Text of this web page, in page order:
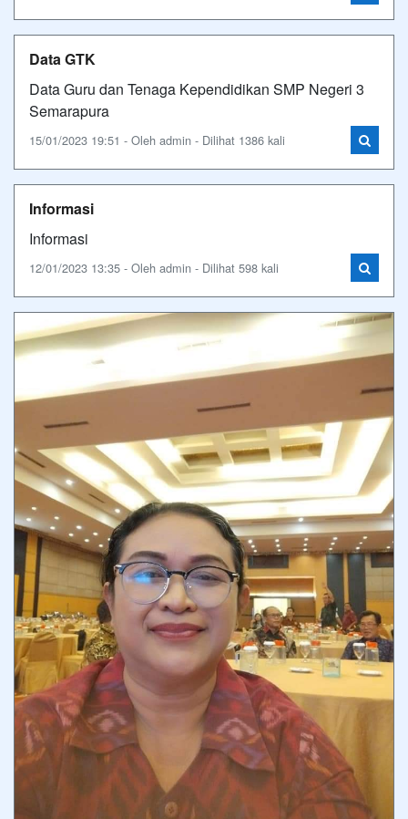
Data GTK
Data Guru dan Tenaga Kependidikan SMP Negeri 3
Semarapura
15/01/2023 19:51 - Oleh admin - Dilihat 1386 kali
Informasi
Informasi
12/01/2023 13:35 - Oleh admin - Dilihat 598 kali